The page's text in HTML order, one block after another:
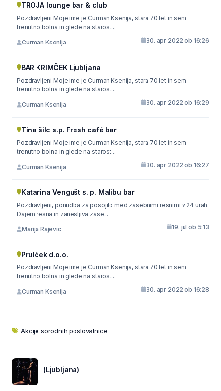
TROJA lounge bar & club
Pozdravljeni Moje ime je Curman Ksenija, stara 70 let in sem
trenutno bolna in glede na starost...
Curman Ksenija 30. apr 2022 ob 16:26
BAR KRIMČEK Ljubljana
Pozdravljeni Moje ime je Curman Ksenija, stara 70 let in sem
trenutno bolna in glede na starost...
Curman Ksenija 30. apr 2022 ob 16:29
Tina šilc s.p. Fresh café bar
Pozdravljeni Moje ime je Curman Ksenija, stara 70 let in sem
trenutno bolna in glede na starost...
Curman Ksenija 30. apr 2022 ob 16:27
Katarina Vengušt s. p. Malibu bar
Pozdravljeni, ponudba za posojilo med zasebnimi resnimi v 24 urah.
Dajem resna in zanesljiva zase...
Marija Rajevic 19. jul ob 5:13
Prulček d.o.o.
Pozdravljeni Moje ime je Curman Ksenija, stara 70 let in sem
trenutno bolna in glede na starost...
Curman Ksenija 30. apr 2022 ob 16:28
Akcije sorodnih poslovalnice
(Ljubljana)